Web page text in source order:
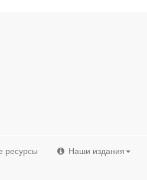
ресурсы Наши издания